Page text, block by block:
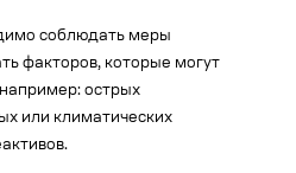
соблюдать меры
факторов, которые могут
острых
или климатических